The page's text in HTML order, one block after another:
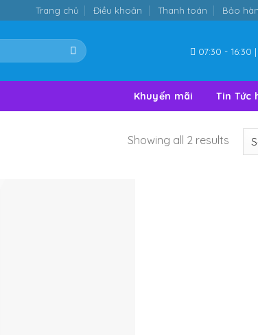
Trang chủ Điều khoản Thanh toán Bảo
07:30 - 16:30 |
Khuyến mãi Tin Tức
Showing all 2 results